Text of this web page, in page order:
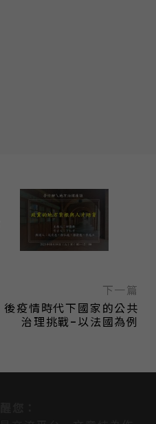
下一篇
後疫情時代下國家的公共
治理挑戰-以法國為例